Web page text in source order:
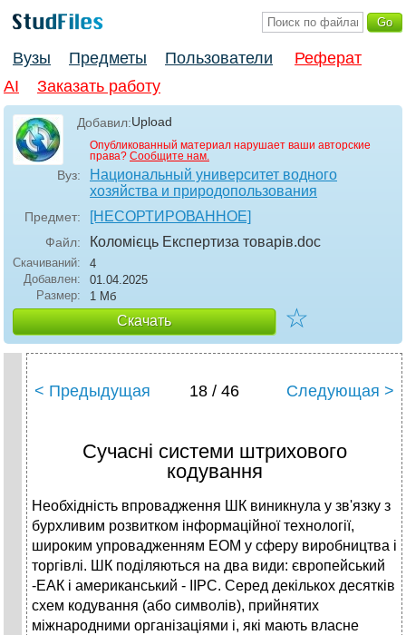
Вузы Предметы Пользователи
Реферат
AI
Заказать работу
Добавил:Upload
Опубликованный материал нарушает ваши авторские
права? Сообщите нам.
Вуз:
Национальный университет водного
хозяйства и природопользования
Предмет: [НЕСОРТИРОВАННОЕ]
Файл: Коломієць Експертиза товарів.doc
Скачиваний:
4
Добавлен:
01.04.2025
Размер:
1 Мб
Скачать ☆
< Предыдущая 18 / 46 Следующая >
Сучасні системи штрихового
кодування
Необхідність впровадження ШК виникнула у зв'язку з
бурхливим розвитком інформаційної технології,
широким упровадженням ЕОМ у сферу виробництва і
торгівлі. ШК поділяються на два види: європейський
-ЕАК і американський - ІІРС. Серед декількох десятків
схем кодування (або символів), прийнятих
міжнародними організаціями і, які мають власне